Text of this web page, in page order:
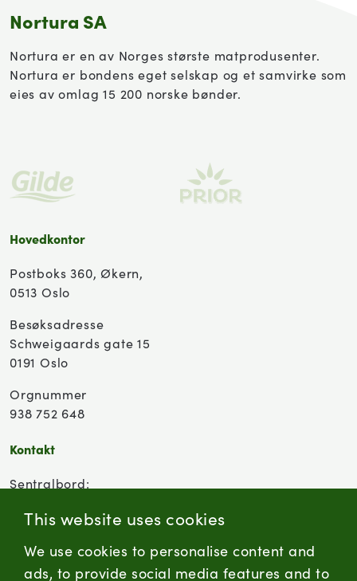
This website uses cookies
We use cookies to personalise content and
ads, to provide social media features and to
Nortura SA
Nortura er en av Norges største matprodusenter.
Nortura er bondens eget selskap og et samvirke som
eies av omlag 15 200 norske bønder.
Hovedkontor
Postboks 360, Økern,
0513 Oslo
Besøksadresse
Schweigaards gate 15
0191 Oslo
Orgnummer
938 752 648
Kontakt
Sentralbord:
Kontaktskjema